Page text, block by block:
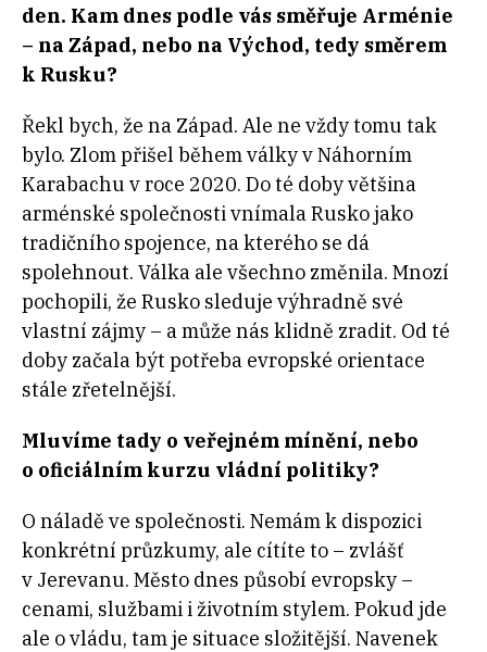
den. Kam dnes podle vás směřuje Arménie
– na Západ, nebo na Východ, tedy směrem
k Rusku?
Řekl bych, že na Západ. Ale ne vždy tomu tak
bylo. Zlom přišel během války v Náhorním
Karabachu v roce 2020. Do té doby většina
arménské společnosti vnímala Rusko jako
tradičního spojence, na kterého se dá
spolehnout. Válka ale všechno změnila. Mnozí
pochopili, že Rusko sleduje výhradně své
vlastní zájmy – a může nás klidně zradit. Od té
doby začala být potřeba evropské orientace
stále zřetelnější.
Mluvíme tady o veřejném mínění, nebo
o oficiálním kurzu vládní politiky?
O náladě ve společnosti. Nemám k dispozici
konkrétní průzkumy, ale cítíte to – zvlášť
v Jerevanu. Město dnes působí evropsky –
cenami, službami i životním stylem. Pokud jde
ale o vládu, tam je situace složitější. Navenek